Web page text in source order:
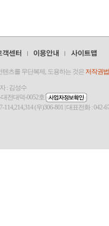
텐츠를 무단복제, 도용하는 것은 저작권
: 김성수
대전대덕-0052호
(우)306-801 | 대표전화 : 042-